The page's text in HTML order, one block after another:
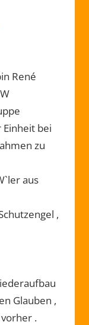
René
bei
zu
aus
,
Glauben ,
.